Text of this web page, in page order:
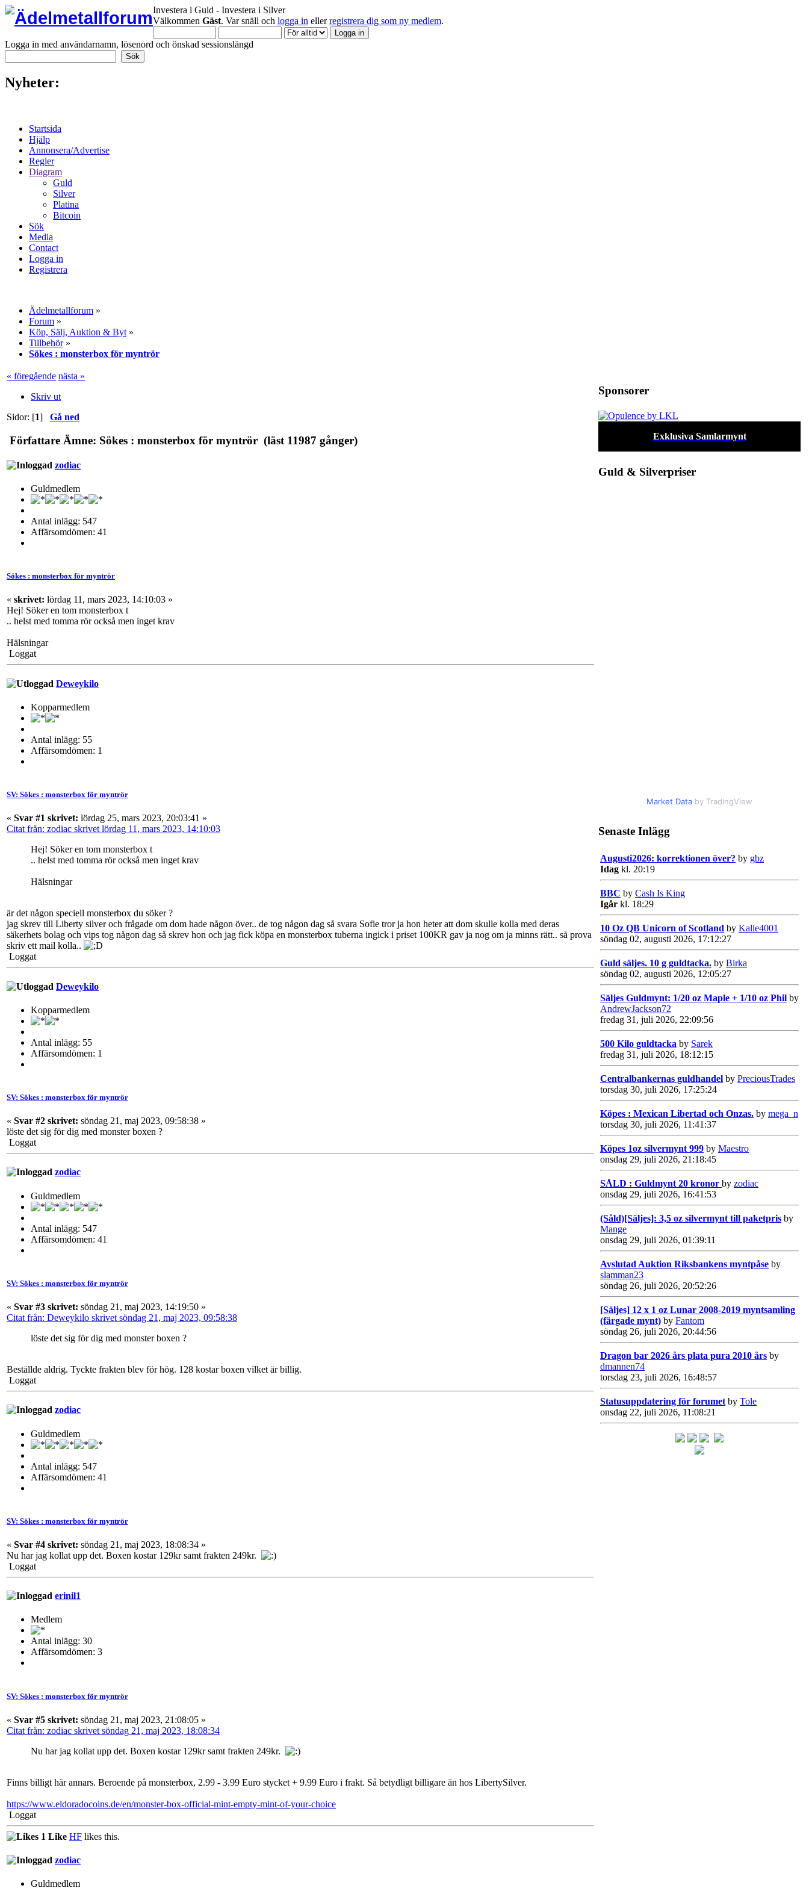
Investera i Guld - Investera i Silver
Välkommen Gäst. Var snäll och logga in ellerregistrera dig som ny medlem.
Logga in med användarnamn, lösenord och önskad sessionslängd
Nyheter:
Startsida
Hjälp
Annonsera/Advertise
Regler
Diagram
Guld
Silver
Platina
Bitcoin
Sök
Media
Contact
Logga in
Registrera
Ädelmetallforum »
Forum »
Köp, Sälj, Auktion & Byt »
Tillbehör»
Sökes : monsterbox för myntrör
« föregående nästa »
Skriv ut
Sidor: [1] Gå ned
Författare Ämne: Sökes : monsterbox för myntrör (läst 11987 gånger)
zodiac
Guldmedlem
Antal inlägg: 547
Affärsomdömen: 41
Sökes : monsterbox för myntrör
« skrivet: lördag 11, mars 2023, 14:10:03 »
Hej! Söker en tom monsterbox t
.. helst med tomma rör också men inget krav
Hälsningar
Loggat
Deweykilo
Kopparmedlem
Antal inlägg: 55
Affärsomdömen: 1
SV: Sökes : monsterbox för myntrör
« Svar #1 skrivet: lördag 25, mars 2023, 20:03:41 »
Citat från: zodiac skrivet lördag 11, mars 2023, 14:10:03
Hej! Söker en tom monsterbox t
.. helst med tomma rör också men inget krav
Hälsningar
är det någon speciell monsterbox du söker ?
jag skrev till Liberty silver och frågade om dom hade någon över.. de tog någon dag så svara Sofie tror ja hon heter att dom skulle kolla med deras
säkerhets bolag och vips tog någon dag så skrev hon och jag fick köpa en monsterbox tuberna ingick i priset 100KR gav ja nog om ja minns rätt.. så prova
skriv ett mail kolla..
Loggat
Deweykilo
Kopparmedlem
Antal inlägg: 55
Affärsomdömen: 1
SV: Sökes : monsterbox för myntrör
« Svar #2 skrivet: söndag 21, maj 2023, 09:58:38 »
löste det sig för dig med monster boxen ?
Loggat
zodiac
Guldmedlem
Antal inlägg: 547
Affärsomdömen: 41
SV: Sökes : monsterbox för myntrör
« Svar #3 skrivet: söndag 21, maj 2023, 14:19:50 »
Citat från: Deweykilo skrivet söndag 21, maj 2023, 09:58:38
löste det sig för dig med monster boxen ?
Beställde aldrig. Tyckte frakten blev för hög. 128 kostar boxen vilket är billig.
Loggat
zodiac
Guldmedlem
Antal inlägg: 547
Affärsomdömen: 41
SV: Sökes : monsterbox för myntrör
« Svar #4 skrivet: söndag 21, maj 2023, 18:08:34 »
Nu har jag kollat upp det. Boxen kostar 129kr samt frakten 249kr.
Loggat
erinil1
Medlem
Antal inlägg: 30
Affärsomdömen: 3
SV: Sökes : monsterbox för myntrör
« Svar #5 skrivet: söndag 21, maj 2023, 21:08:05 »
Citat från: zodiac skrivet söndag 21, maj 2023, 18:08:34
Nu har jag kollat upp det. Boxen kostar 129kr samt frakten 249kr.
Finns billigt här annars. Beroende på monsterbox, 2.99 - 3.99 Euro stycket + 9.99 Euro i frakt. Så betydligt billigare än hos LibertySilver.
https://www.eldoradocoins.de/en/monster-box-official-mint-empty-mint-of-your-choice
Loggat
1 Like HF likes this.
zodiac
Guldmedlem
Sponsorer
Exklusiva Samlarmynt
Guld & Silverpriser
Market Data by TradingView
Senaste Inlägg
Augusti2026: korrektionen över? by gbz
Idag kl. 20:19
BBC by Cash Is King
Igår kl. 18:29
10 Oz QB Unicorn of Scotland by Kalle4001
söndag 02, augusti 2026, 17:12:27
Guld säljes. 10 g guldtacka. by Birka
söndag 02, augusti 2026, 12:05:27
Säljes Guldmynt: 1/20 oz Maple + 1/10 oz Phil by
AndrewJackson72
fredag 31, juli 2026, 22:09:56
500 Kilo guldtacka by Sarek
fredag 31, juli 2026, 18:12:15
Centralbankernas guldhandel by PreciousTrades
torsdag 30, juli 2026, 17:25:24
Köpes : Mexican Libertad och Onzas. by mega_n
torsdag 30, juli 2026, 11:41:37
Köpes 1oz silvermynt 999 by Maestro
onsdag 29, juli 2026, 21:18:45
SÅLD : Guldmynt 20 kronor by zodiac
onsdag 29, juli 2026, 16:41:53
(Såld)[Säljes]: 3,5 oz silvermynt till paketpris by
Mange
onsdag 29, juli 2026, 01:39:11
Avslutad Auktion Riksbankens myntpåse by
slamman23
söndag 26, juli 2026, 20:52:26
[Säljes] 12 x 1 oz Lunar 2008-2019 myntsamling
(färgade mynt) by Fantom
söndag 26, juli 2026, 20:44:56
Dragon bar 2026 års plata pura 2010 års by
dmannen74
torsdag 23, juli 2026, 16:48:57
Statusuppdatering för forumet by Tole
onsdag 22, juli 2026, 11:08:21